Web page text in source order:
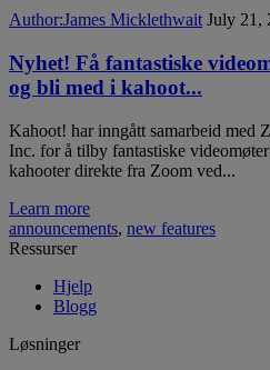
Author:James Micklethwait July 21,
Nyhet! Få fantastiske
og bli med i kahoot...
Kahoot! har inngått samarbeid med
Inc. for å tilby fantastiske
kahooter direkte fra Zoom ved...
Learn more
announcements, new features
Ressurser
Hjelp
Blogg
Løsninger